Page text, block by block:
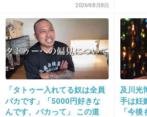
25. 匿名2012/12/22(土) 08:26:04
オリジナルラブのプライマル
鈴木京香と大沢たかおがでて
で
ドラマの雰囲気ともピッタリ
2026年8月8日
うち
声
「タトゥー入れてる奴は全員
バカです」「5000円好きな
んです、バカって」 この道
及川
手は妊
「今